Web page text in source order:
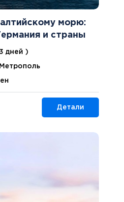
морю:
и страны
дней )
Детали